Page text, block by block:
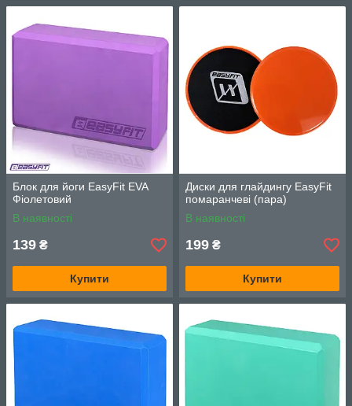
Блок для йоги EasyFit EVA
Фіолетовий
В наявності
139 ₴
Купити
Диски для глайдингу EasyFit
помаранчеві (пара)
В наявності
199 ₴
Купити